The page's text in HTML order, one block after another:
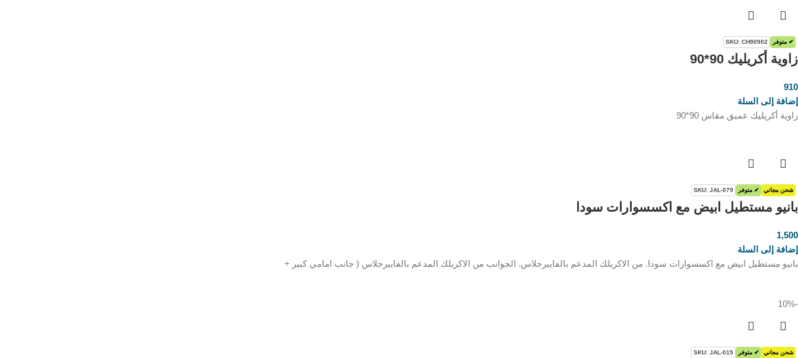
✔ متوفر SKU: CH90902
زاوية أكريليك 90*90
910
إضافة إلى السلة
زاوية أكريليك عميق مقاس 90*90
شحن مجاني ✔ متوفر SKU: JAL-079
بانيو مستطيل ابيض مع اكسسوارات سودا
1,500
إضافة إلى السلة
بانيو مستطيل ابيض مع اكسسوارات سودا. من الاكريلك المدعم بالفايبرجلاس. الجوانب من الاكريلك المدعم بالفايبرجلاس ( جانب امامي كبير +
-10%
شحن مجاني ✔ متوفر SKU: JAL-015